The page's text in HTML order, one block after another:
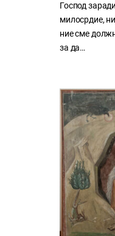
Господ
милосрдие,
ние сме
за да…